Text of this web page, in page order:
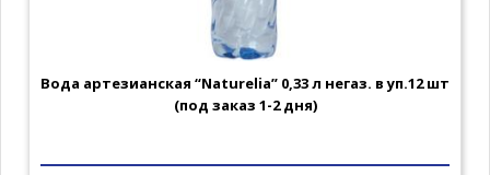
Вода артезианская “Naturelia” 0,33 л негаз. в уп.12 шт
(под заказ 1-2 дня)